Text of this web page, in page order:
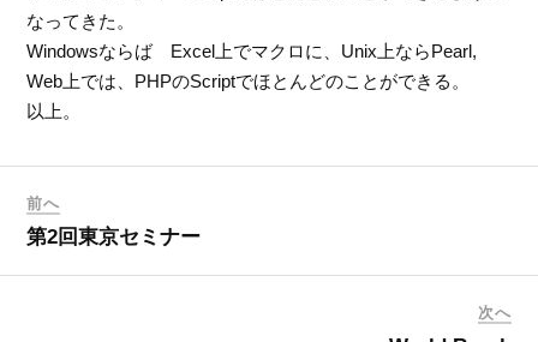
なってきた。
Windowsならば Excel上でマクロに、Unix上ならPearl,
Web上では、PHPのScriptでほとんどのことができる。
以上。
前へ
第2回東京セミナー
次へ